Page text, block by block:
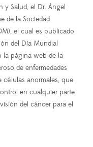
y Salud, el Dr. Ángel
de la Sociedad
el cual es publicado
del Día Mundial
la página web de la
de enfermedades
células anormales, que
en cualquier parte
del cáncer para el